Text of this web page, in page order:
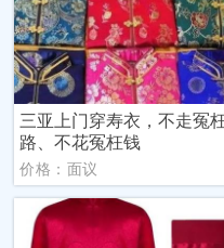
三亚上门穿寿衣，不走冤
路、不花冤枉钱
价格：面议